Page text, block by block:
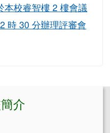
本校睿智樓 2 樓會議
時 30 分辦理評審會